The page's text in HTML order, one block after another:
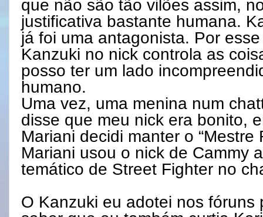
que não são tão vilões assim,
justificativa bastante humana.
já foi uma antagonista. Por
Kanzuki no nick controla as
posso ter um lado
humano.
Uma vez, uma menina num
disse que meu nick era bonito,
Mariani decidi manter o
Mariani usou o nick de Cammy
temático de Street Fighter no
O Kanzuki eu adotei nos